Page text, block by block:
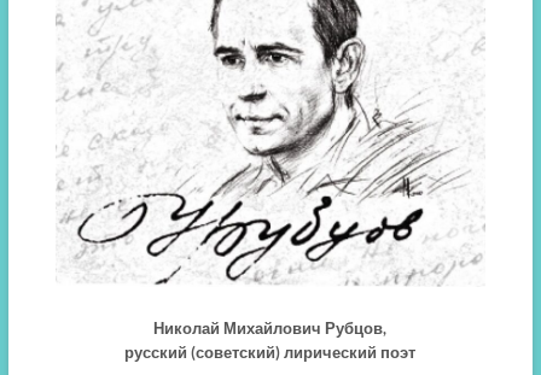
Николай Михайлович Рубцов,
русский (советский) лирический поэт